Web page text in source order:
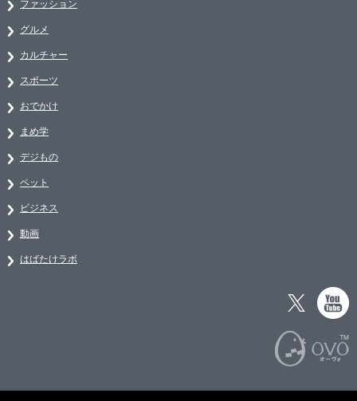
ファッション
グルメ
カルチャー
スポーツ
おでかけ
まめ学
デジもの
ペット
ビジネス
動画
はばたけラボ